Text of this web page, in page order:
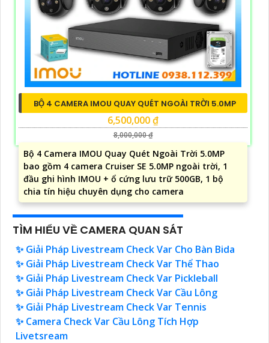
BỘ 4 CAMERA IMOU QUAY QUÉT NGOÀI TRỜI 5.0MP
6,500,000 ₫
8,000,000 ₫
Bộ 4 Camera IMOU Quay Quét Ngoài Trời 5.0MP
bao gồm 4 camera Cruiser SE 5.0MP ngoài trời, 1
đầu ghi hình IMOU + ổ cứng lưu trữ 500GB, 1 bộ
chia tín hiệu chuyên dụng cho camera
TÌM HIỂU VỀ CAMERA QUAN SÁT
✨ Giải Pháp Livestream Check Var Cho Bàn Bida
✨ Giải Pháp Livestream Check Var Thể Thao
✨ Giải Pháp Livestream Check Var Pickleball
✨ Giải Pháp Livestream Check Var Cầu Lông
✨ Giải Pháp Livestream Check Var Tennis
✨ Camera Check Var Cầu Lông Tích Hợp
Livetsream